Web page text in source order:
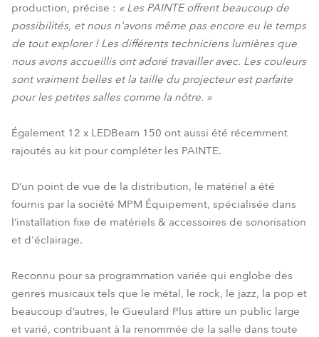
PAINTE®
LEDBeam 150™
production, précise : « Les PAINTE offrent beaucoup de
possibilités, et nous n'avons même pas encore eu le temps
de tout explorer ! Les différents techniciens lumières que
nous avons accueillis ont adoré travailler avec. Les couleurs
sont vraiment belles et la taille du projecteur est parfaite
pour les petites salles comme la nôtre. »
Également 12 x LEDBeam 150 ont aussi été récemment
rajoutés au kit pour compléter les PAINTE.
D’un point de vue de la distribution, le matériel a été
fournis par la société MPM Équipement, spécialisée dans
l’installation fixe de matériels & accessoires de sonorisation
et d'éclairage.
Reconnu pour sa programmation variée qui englobe des
genres musicaux tels que le métal, le rock, le jazz, la pop et
beaucoup d’autres, le Gueulard Plus attire un public large
et varié, contribuant à la renommée de la salle dans toute